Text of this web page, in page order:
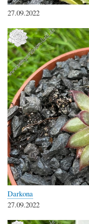
27.09.2022
Darkona
27.09.2022